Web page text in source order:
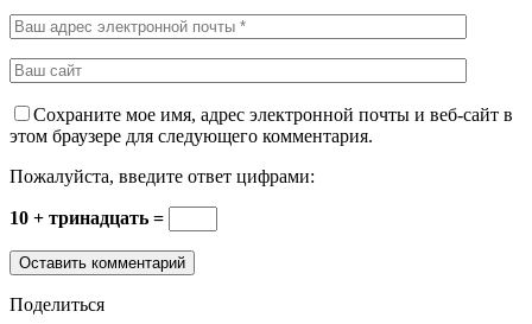
Сохраните мое имя, адрес электронной почты и веб-сайт в
этом браузере для следующего комментария.
Пожалуйста, введите ответ цифрами:
10 + тринадцать =
Поделиться